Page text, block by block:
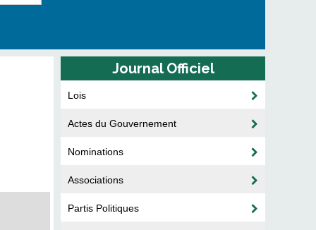
Journal Officiel
Lois
Actes du Gouvernement
Nominations
Associations
Partis Politiques